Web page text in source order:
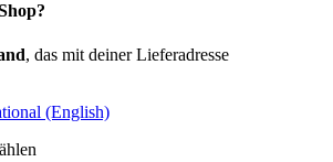
, das mit deiner Lieferadresse
(English)